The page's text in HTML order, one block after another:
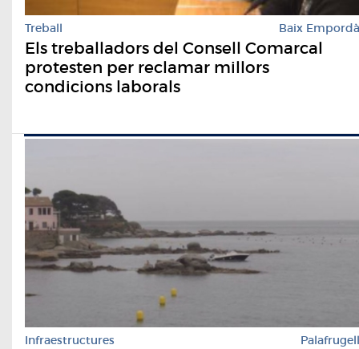
Treball Baix Empordà
Els treballadors del Consell Comarcal
protesten per reclamar millors
condicions laborals
Infraestructures Palafrugell